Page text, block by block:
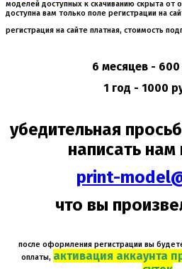
моделей доступных к скачиванию скрыта от
доступна вам только поле регистрации на
регистрация на сайте платная, стоимость
6 месяцев - 600
1 год - 1000
убедительная
написать нам
print-
что вы
после оформления регистрации вы
оплаты, активация аккаунта